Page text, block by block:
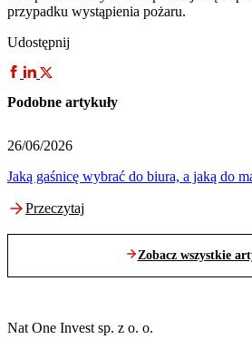
przypadku wystąpienia pożaru.
Udostępnij
Podobne artykuły
26/06/2026
Jaką gaśnicę wybrać do biura, a jaką do
Przeczytaj
Zobacz wszystkie
Nat One Invest sp. z o. o.